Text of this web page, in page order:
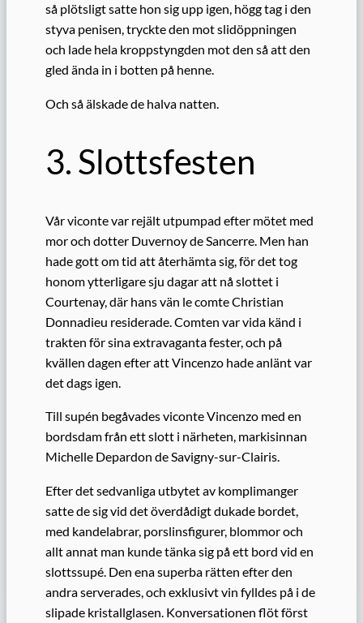
så plötsligt satte hon sig upp igen, högg tag i den
styva penisen, tryckte den mot slidöppningen
och lade hela kroppstyngden mot den så att den
gled ända in i botten på henne.
Och så älskade de halva natten.
3. Slottsfesten
Vår viconte var rejält utpumpad efter mötet med
mor och dotter Duvernoy de Sancerre. Men han
hade gott om tid att återhämta sig, för det tog
honom ytterligare sju dagar att nå slottet i
Courtenay, där hans vän le comte Christian
Donnadieu residerade. Comten var vida känd i
trakten för sina extravaganta fester, och på
kvällen dagen efter att Vincenzo hade anlänt var
det dags igen.
Till supén begåvades viconte Vincenzo med en
bordsdam från ett slott i närheten, markisinnan
Michelle Depardon de Savigny-sur-Clairis.
Efter det sedvanliga utbytet av komplimanger
satte de sig vid det överdådigt dukade bordet,
med kandelabrar, porslinsfigurer, blommor och
allt annat man kunde tänka sig på ett bord vid en
slottssupé. Den ena superba rätten efter den
andra serverades, och exklusivt vin fylldes på i de
slipade kristallglasen. Konversationen flöt först